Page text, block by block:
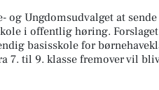
og Ungdomsudvalget at
i offentlig høring.
basisskole for
7. til 9. klasse fremover vil